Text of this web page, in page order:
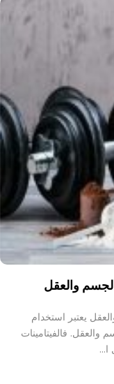
والعقل
يعتبر استخدام
والعقل. فالفيتامينات
ا…